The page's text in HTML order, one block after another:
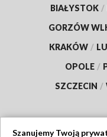
BIAŁYSTOK /
GORZÓW
KRAKÓW /
OPOLE /
SZCZECIN /
Szanujemy Twoją